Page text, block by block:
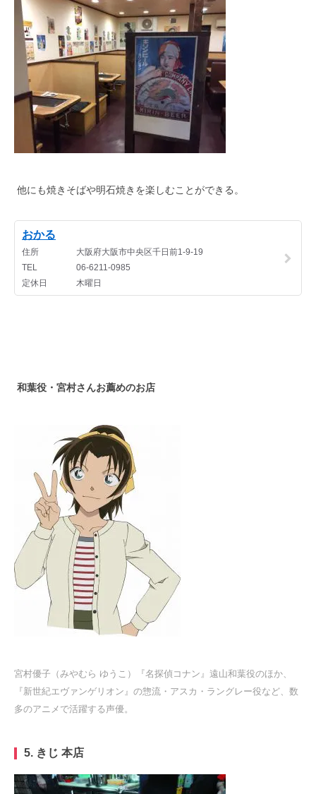
他にも焼きそばや明石焼きを楽しむことができる。
和葉役・宮村さんお薦めのお店
宮村優子（みやむら ゆうこ）『名探偵コナン』遠山和葉役のほか、
『新世紀エヴァンゲリオン』の惣流・アスカ・ラングレー役など、数
多のアニメで活躍する声優。
5. きじ 本店